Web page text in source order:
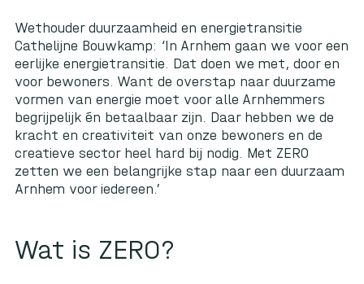
Wethouder duurzaamheid en energietransitie
Cathelijne Bouwkamp: ‘In Arnhem gaan we voor een
eerlijke energietransitie. Dat doen we met, door en
voor bewoners. Want de overstap naar duurzame
vormen van energie moet voor alle Arnhemmers
begrijpelijk én betaalbaar zijn. Daar hebben we de
kracht en creativiteit van onze bewoners en de
creatieve sector heel hard bij nodig. Met ZERO
zetten we een belangrijke stap naar een duurzaam
Arnhem voor iedereen.’
Wat is ZERO?